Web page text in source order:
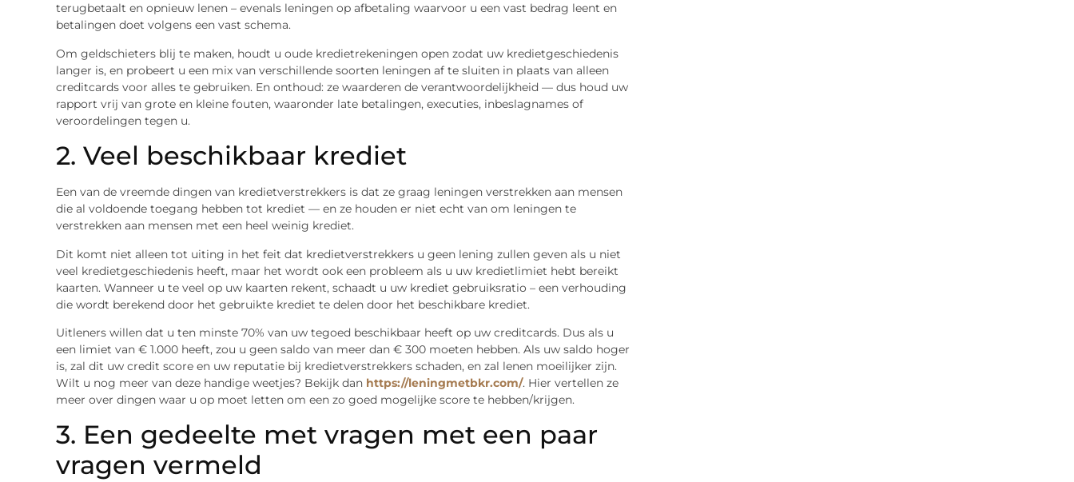
terugbetaalt en opnieuw lenen – evenals leningen op afbetaling waarvoor u een vast bedrag leent en
betalingen doet volgens een vast schema.
Om geldschieters blij te maken, houdt u oude kredietrekeningen open zodat uw kredietgeschiedenis
langer is, en probeert u een mix van verschillende soorten leningen af te sluiten in plaats van alleen
creditcards voor alles te gebruiken. En onthoud: ze waarderen de verantwoordelijkheid — dus houd uw
rapport vrij van grote en kleine fouten, waaronder late betalingen, executies, inbeslagnames of
veroordelingen tegen u.
2. Veel beschikbaar krediet
Een van de vreemde dingen van kredietverstrekkers is dat ze graag leningen verstrekken aan mensen
die al voldoende toegang hebben tot krediet — en ze houden er niet echt van om leningen te
verstrekken aan mensen met een heel weinig krediet.
Dit komt niet alleen tot uiting in het feit dat kredietverstrekkers u geen lening zullen geven als u niet
veel kredietgeschiedenis heeft, maar het wordt ook een probleem als u uw kredietlimiet hebt bereikt
kaarten. Wanneer u te veel op uw kaarten rekent, schaadt u uw krediet gebruiksratio – een verhouding
die wordt berekend door het gebruikte krediet te delen door het beschikbare krediet.
Uitleners willen dat u ten minste 70% van uw tegoed beschikbaar heeft op uw creditcards. Dus als u
een limiet van € 1.000 heeft, zou u geen saldo van meer dan € 300 moeten hebben. Als uw saldo hoger
is, zal dit uw credit score en uw reputatie bij kredietverstrekkers schaden, en zal lenen moeilijker zijn.
Wilt u nog meer van deze handige weetjes? Bekijk dan https://leningmetbkr.com/. Hier vertellen ze
meer over dingen waar u op moet letten om een zo goed mogelijke score te hebben/krijgen.
3. Een gedeelte met vragen met een paar
vragen vermeld